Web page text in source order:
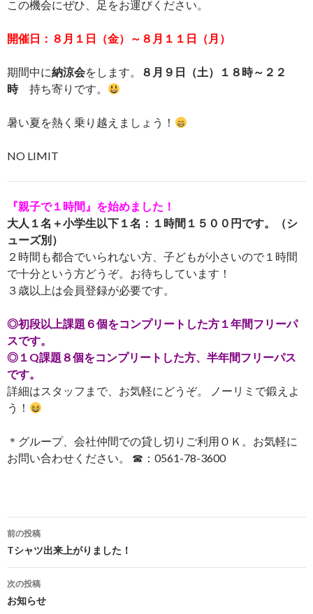
この機会にぜひ、足をお運びください。
開催日：８月１日（金）～８月１１日（月）
期間中に納涼会をします。
８月９日（土）１８時～２２
時持ち寄りです。
暑い夏を熱く乗り越えましょう！
NO LIMIT
『親子で１時間』を始めました！
大人１名＋小学生以下１名：１時間１５００円です。（シ
ューズ別）
２時間も都合でいられない方、子どもが小さいので１時間
で十分という方どうぞ。お待ちしています！
３歳以上は会員登録が必要です。
◎初段以上課題６個をコンプリートした方１年間フリーパ
スです。
◎１Q課題８個をコンプリートした方、半年間フリーパス
です。
詳細はスタッフまで、お気軽にどうぞ。 ノーリミで鍛えよ
う！
＊グループ、会社仲間での貸し切りご利用ＯＫ。お気軽に
お問い合わせください。 ☎：0561-78-3600
投
稿
ナ
ビ
前の投稿
Tシャツ出来上がりました！
次の投稿
お知らせ